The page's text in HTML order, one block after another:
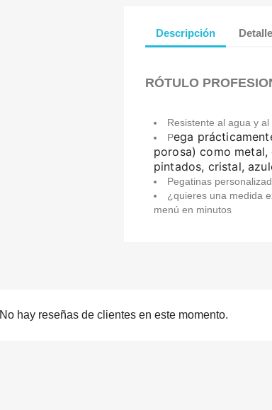
Descripción
RÓTULO
Resistente al agua y
Pega
porosa) como
pintados, cristal,
Pegatinas
¿quieres una medida
menú en minutos
No hay reseñas de clientes en este momento.